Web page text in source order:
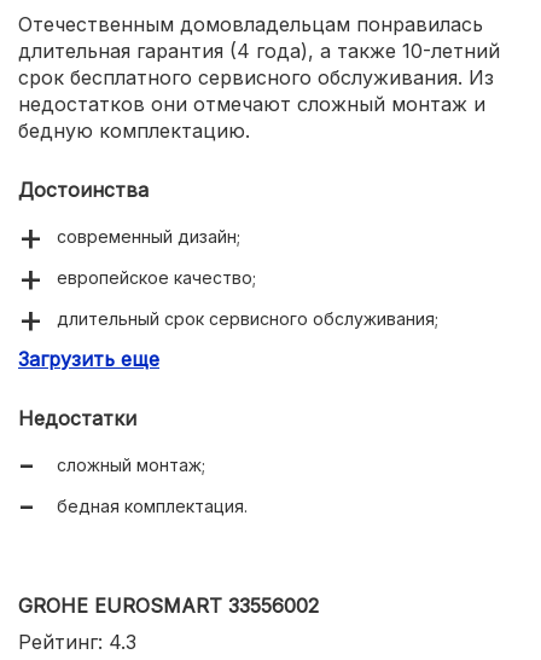
Отечественным домовладельцам понравилась
длительная гарантия (4 года), а также 10-летний
срок бесплатного сервисного обслуживания. Из
недостатков они отмечают сложный монтаж и
бедную комплектацию.
Достоинства
современный дизайн;
европейское качество;
длительный срок сервисного обслуживания;
точное смешивание.
Загрузить еще
Недостатки
сложный монтаж;
бедная комплектация.
GROHE EUROSMART 33556002
Рейтинг: 4.3